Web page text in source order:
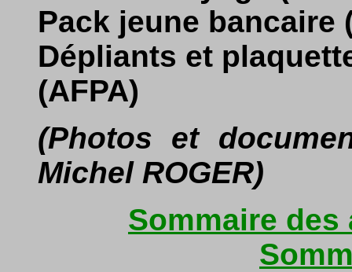
Pack jeune bancaire
Dépliants et
(AFPA)
(Photos et
Michel ROGER)
Sommaire des